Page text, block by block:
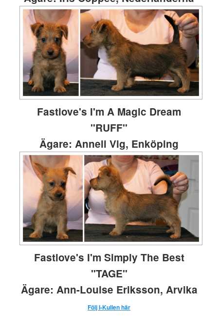
Fastlove's I'm A Magic Dream
"RUFF"
Ägare: Anneli Vig, Enköping
Fastlove's I'm Simply The Best
"TAGE"
Ägare: Ann-Louise Eriksson, Arvika
Följ I-Kullen här